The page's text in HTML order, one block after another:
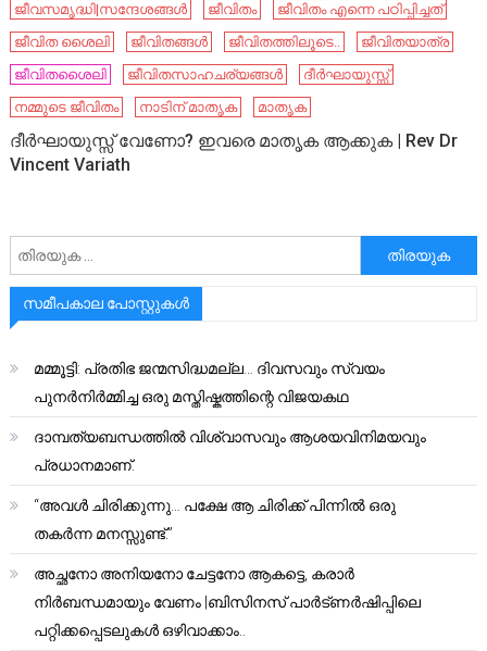
ജീവസമൃദ്ധി|സന്ദേശങ്ങൾ
ജീവിതം
ജീവിതം എന്നെ പഠിപ്പിച്ചത്
ജീവിത ശൈലി
ജീവിതങ്ങൾ ജീവിതത്തിലൂടെ..
ജീവിതയാത്ര
ജീവിതശൈലി
ജീവിതസാഹചര്യങ്ങൾ
ദീർഘായുസ്സ്
നമ്മുടെ ജീവിതം
നാടിന് മാതൃക മാതൃക
ദീർഘായുസ്സ് വേണോ? ഇവരെ മാതൃക ആക്കുക | Rev Dr
Vincent Variath
അനേഷിക്കുക
സമീപകാല പോസ്റ്റുകൾ
മമ്മൂട്ടി: പ്രതിഭ ജന്മസിദ്ധമല്ല… ദിവസവും സ്വയം
പുനർനിർമ്മിച്ച ഒരു മസ്തിഷ്കത്തിന്റെ വിജയകഥ
ദാമ്പത്യബന്ധത്തിൽ വിശ്വാസവും ആശയവിനിമയവും
പ്രധാനമാണ്.
“അവൾ ചിരിക്കുന്നു… പക്ഷേ ആ ചിരിക്ക് പിന്നിൽ ഒരു
തകർന്ന മനസ്സുണ്ട്.”
അച്ഛനോ അനിയനോ ചേട്ടനോ ആകട്ടെ, കരാർ
നിർബന്ധമായും വേണം |ബിസിനസ് പാർട്ണർഷിപ്പിലെ
പറ്റിക്കപ്പെടലുകൾ ഒഴിവാക്കാം..